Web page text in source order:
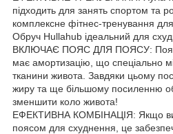
підходить для занять спортом та
комплексне фітнес-тренування
Обруч Hullahub ідеальний для
ВКЛЮЧАЄ ПОЯС ДЛЯ ПОЯСУ: Пояс
має амортизацію, що спеціально
тканини живота. Завдяки цьому
жиру та ще більшому посиленню
зменшити коло живота!
ЕФЕКТИВНА КОМБІНАЦІЯ: Якщо ви
поясом для схуднення, це